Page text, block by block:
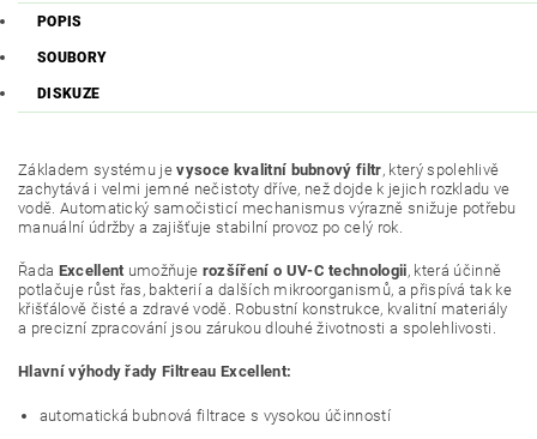
POPIS
SOUBORY
DISKUZE
Základem systému jevysoce kvalitní bubnový filtr, který spolehlivě
zachytává i velmi jemné nečistoty dříve, než dojde k jejich rozkladu ve
vodě. Automatický samočisticí mechanismus výrazně snižuje potřebu
manuální údržby a zajišťuje stabilní provoz po celý rok.
Řada Excellent umožňuje rozšíření o UV-C technologii, která účinně
potlačuje růst řas, bakterií a dalších mikroorganismů, a přispívá tak ke
křišťálově čisté a zdravé vodě. Robustní konstrukce, kvalitní materiály
a precizní zpracování jsou zárukou dlouhé životnosti a spolehlivosti.
Hlavní výhody řady Filtreau Excellent:
automatická bubnová filtrace s vysokou účinností